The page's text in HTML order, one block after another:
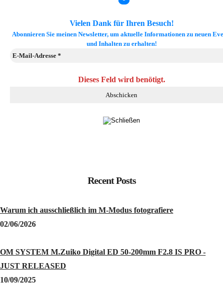
Vielen Dank für Ihren Besuch!
Abonnieren Sie meinen Newsletter, um aktuelle Informationen zu neuen
und Inhalten zu erhalten!
Dieses Feld wird benötigt.
Recent Posts
Warum ich ausschließlich im M-Modus fotografiere
02/06/2026
OM SYSTEM M.Zuiko Digital ED 50-200mm F2.8 IS PRO -
JUST RELEASED
10/09/2025